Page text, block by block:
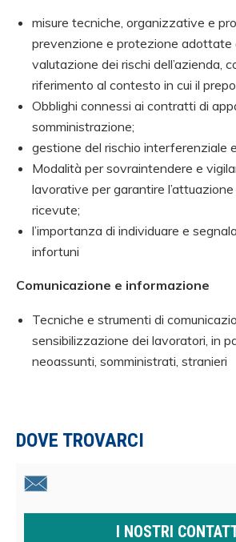
misure tecniche, organizzative e
prevenzione e protezione adottate
valutazione dei rischi dell’azienda,
riferimento al contesto in cui il
Obblighi connessi ai contratti di
somministrazione;
gestione del rischio interferenziale
Modalità per sovraintendere e
lavorative per garantire
ricevute;
l’importanza di individuare e
infortuni
Comunicazione e informazione
Tecniche e strumenti di
sensibilizzazione dei lavoratori, in
neoassunti, somministrati, stranieri
DOVE TROVARCI
I NOSTRI